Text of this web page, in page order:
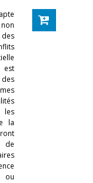
les
la
de
ou